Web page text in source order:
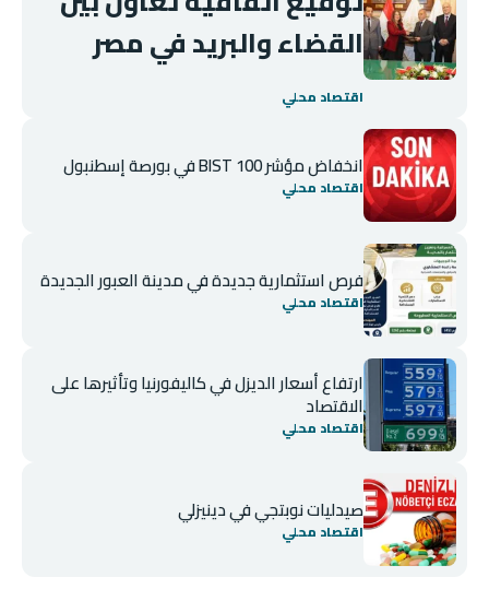
القضاء والبريد في مصر
اقتصاد محلي
انخفاض مؤشر BIST 100 في بورصة إسطنبول
اقتصاد محلي
فرص استثمارية جديدة في مدينة العبور الجديدة
اقتصاد محلي
ارتفاع أسعار الديزل في كاليفورنيا وتأثيرها على
الاقتصاد
اقتصاد محلي
صيدليات نوبتجي في دينيزلي
اقتصاد محلي